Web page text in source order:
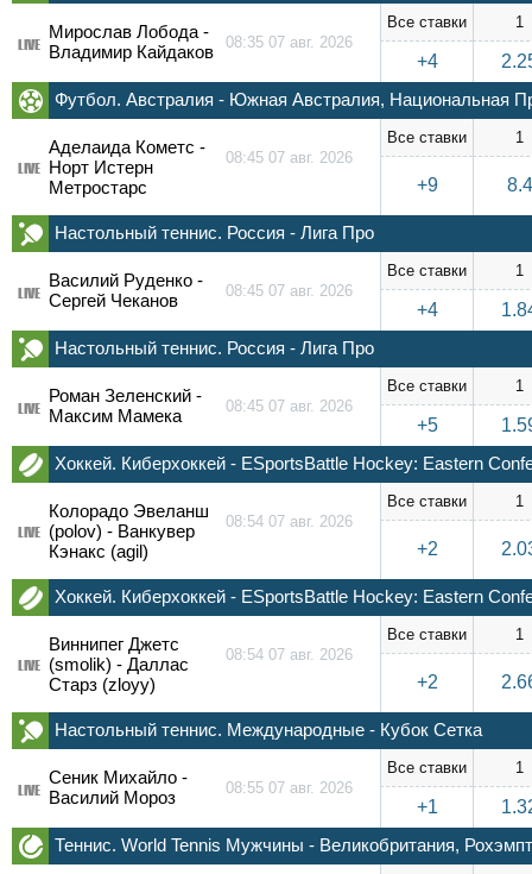
Мирослав Лобода -
Владимир Кайдаков
08:35 07 авг. 2026
LIVE
Все ставки 1
+4
Футбол. Австралия - Южная Австралия, Национальная
Аделаида Кометс -
Норт Истерн
Метростарс
08:45 07 авг. 2026
LIVE
Все ставки 1
+9 8.4
Настольный теннис. Россия - Лига Про
Василий Руденко -
Сергей Чеканов
08:45 07 авг. 2026
LIVE
Все ставки 1
+4
Настольный теннис. Россия - Лига Про
Роман Зеленский -
Максим Мамека
08:45 07 авг. 2026
LIVE
Все ставки 1
+5
Хоккей. Киберхоккей - ESportsBattle Hockey: Eastern
Колорадо Эвеланш
(polov) - Ванкувер
Кэнакс (agil)
08:54 07 авг. 2026
LIVE
Все ставки 1
+2
Хоккей. Киберхоккей - ESportsBattle Hockey: Eastern
Виннипег Джетс
(smolik) - Даллас
Старз (zloyy)
08:54 07 авг. 2026
LIVE
Все ставки 1
+2
Настольный теннис. Международные - Кубок Сетка
Сеник Михайло -
Василий Мороз
08:55 07 авг. 2026
LIVE
Все ставки 1
+1
Теннис. World Tennis Мужчины - Великобритания,